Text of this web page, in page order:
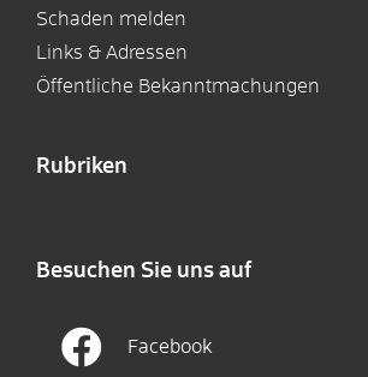
Schaden melden
Links & Adressen
Öffentliche Bekanntmachungen
Rubriken
Besuchen Sie uns auf
Facebook